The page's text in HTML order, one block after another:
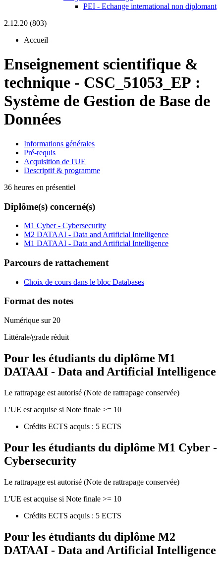
PEI - Echange international non diplomant
2.12.20 (803)
Accueil
Enseignement scientifique &
technique - CSC_51053_EP :
Système de Gestion de Base de
Données
Informations générales
Pré-requis
Acquisition de l'UE
Descriptif & programme
36 heures en présentiel
Diplôme(s) concerné(s)
M1 Cyber - Cybersecurity
M2 DATAAI - Data and Artificial Intelligence
M1 DATAAI - Data and Artificial Intelligence
Parcours de rattachement
Choix de cours dans le bloc Databases
Format des notes
Numérique sur 20
Littérale/grade réduit
Pour les étudiants du diplôme M1
DATAAI - Data and Artificial Intelligence
Le rattrapage est autorisé (Note de rattrapage conservée)
L'UE est acquise si Note finale >= 10
Crédits ECTS acquis : 5 ECTS
Pour les étudiants du diplôme M1 Cyber -
Cybersecurity
Le rattrapage est autorisé (Note de rattrapage conservée)
L'UE est acquise si Note finale >= 10
Crédits ECTS acquis : 5 ECTS
Pour les étudiants du diplôme M2
DATAAI - Data and Artificial Intelligence